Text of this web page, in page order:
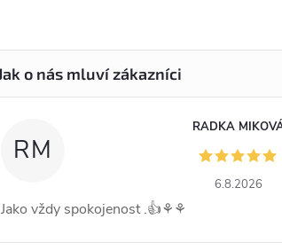
RM
RADKA
6.8.2026
Jako vždy spokojenost .👍⚘️⚘️